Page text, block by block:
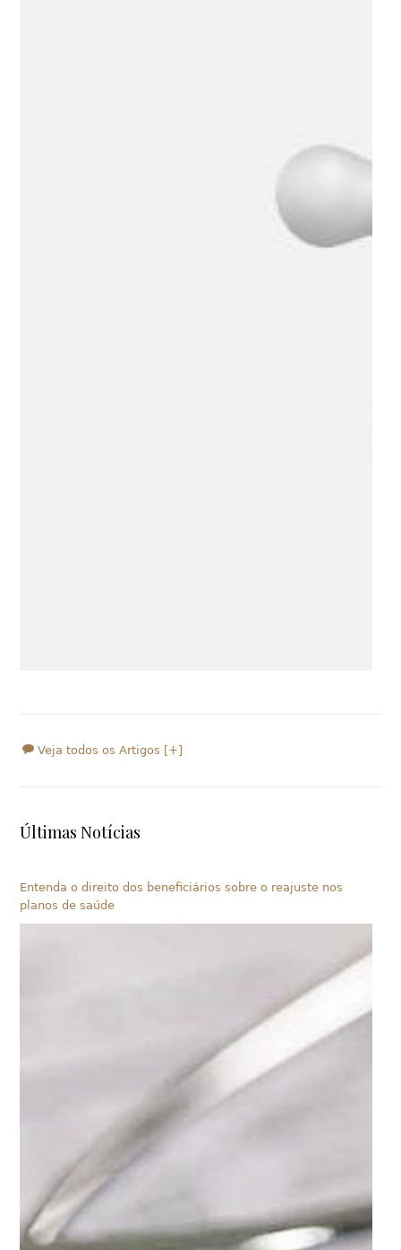
Veja todos os Artigos [+]
Últimas Notícias
Entenda o direito dos beneficiários sobre o reajuste nos
planos de saúde